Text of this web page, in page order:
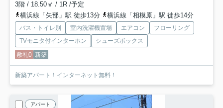
3階 / 18.50㎡ / 1R /予定
横浜線「矢部」駅 徒歩13分
横浜線「相模原」駅 徒歩14分
バス・トイレ別 室内洗濯機置場 エアコン
フローリング
TVモニタ付インターホン
シューズボックス
敷礼0 新築
新築アパート！インターネット無料！
アパート